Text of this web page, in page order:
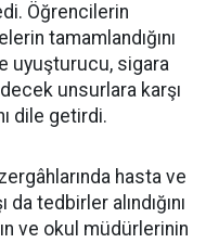
Öğrencilerin
tamamlandığını
uyuşturucu, sigara
unsurlara karşı
dile getirdi.
hasta ve
tedbirler alındığını
ve okul müdürlerinin